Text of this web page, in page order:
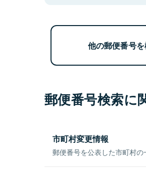
他の郵便番号
郵便番号検索に
市町村変更情報
郵便番号を公表した市町村の